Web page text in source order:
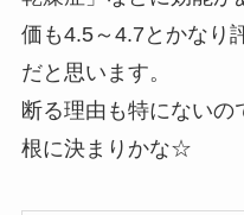
価も4.5～4.7とかなり
だと思います。
断る理由も特にないの
根に決まりかな☆